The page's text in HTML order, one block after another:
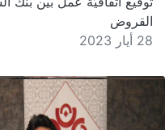
القروض
28 أيار 2023